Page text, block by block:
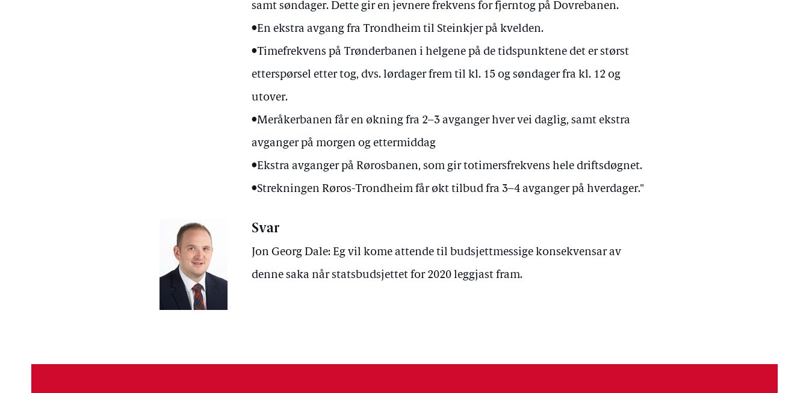
samt søndager. Dette gir en jevnere frekvens for fjerntog på Dovrebanen.
•En ekstra avgang fra Trondheim til Steinkjer på kvelden.
•Timefrekvens på Trønderbanen i helgene på de tidspunktene det er størst
etterspørsel etter tog, dvs. lørdager frem til kl. 15 og søndager fra kl. 12 og
utover.
•Meråkerbanen får en økning fra 2–3 avganger hver vei daglig, samt ekstra
avganger på morgen og ettermiddag
•Ekstra avganger på Rørosbanen, som gir totimersfrekvens hele driftsdøgnet.
•Strekningen Røros-Trondheim får økt tilbud fra 3–4 avganger på hverdager."
Svar
Jon Georg Dale: Eg vil kome attende til budsjettmessige konsekvensar av
denne saka når statsbudsjettet for 2020 leggjast fram.